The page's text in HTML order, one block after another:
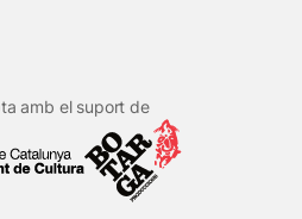
amb el suport de